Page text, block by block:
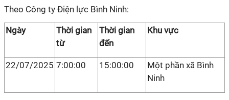
Theo Công ty Điện lực Bình Ninh:
Ngày
Thời gian
từ
Thời gian
đến
Khu vực
22/07/2025 7:00:00 15:00:00
Một phần xã Bình
Ninh